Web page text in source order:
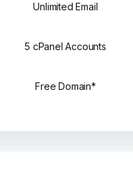
Unlimited Email
5 cPanel Accounts
Free Domain*